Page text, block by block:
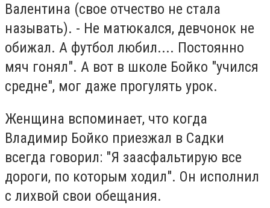
Валентина (свое отчество не стала
называть). - Не матюкался, девчонок не
обижал. А футбол любил.... Постоянно
мяч гонял". А вот в школе Бойко "учился
средне", мог даже прогулять урок.
Женщина вспоминает, что когда
Владимир Бойко приезжал в Садки
всегда говорил: "Я заасфальтирую все
дороги, по которым ходил". Он исполнил
с лихвой свои обещания.